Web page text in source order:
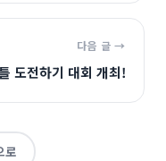
다음 글 →
도전하기 대회 개최!
로